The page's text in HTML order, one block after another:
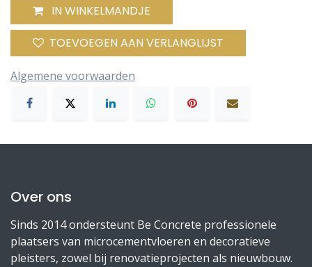
IN WINKELMANDJE
TOEVOEGEN AAN VERLANGLIJST
Algemene voorwaarden
Over ons
Sinds 2014 ondersteunt Be Concrete professionele
plaatsers van microcementvloeren en decoratieve
pleisters, zowel bij renovatieprojecten als nieuwbouw.